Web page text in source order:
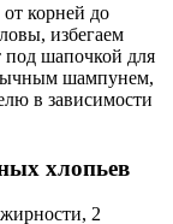
корней до
избегаем
под шапочкой для
шампунем,
в зависимости
хлопьев
2